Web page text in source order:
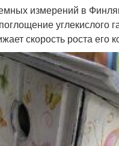
измерений в
углекислого
скорость роста